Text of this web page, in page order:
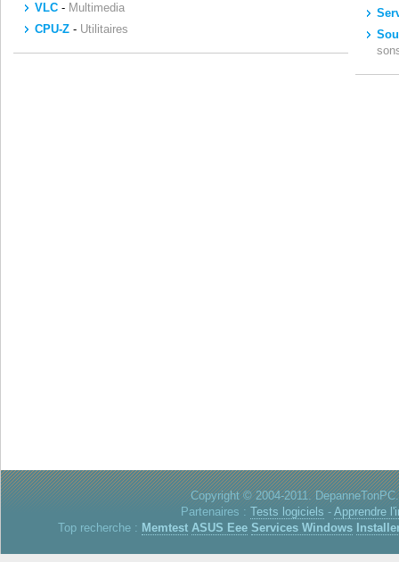
VLC- Multimedia
CPU-Z- Utilitaires
Copyright © 2004-2011.
Partenaires : Tests logiciels - Apprendre
Top recherche : Memtest ASUS Eee Services Windows